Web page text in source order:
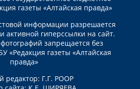
газеты «Алтайская правда»
информации разрешается
активной гиперссылки на сайт.
запрещается без
«Редакция газеты «Алтайская
правда»
редактор: Г.Г. РООР